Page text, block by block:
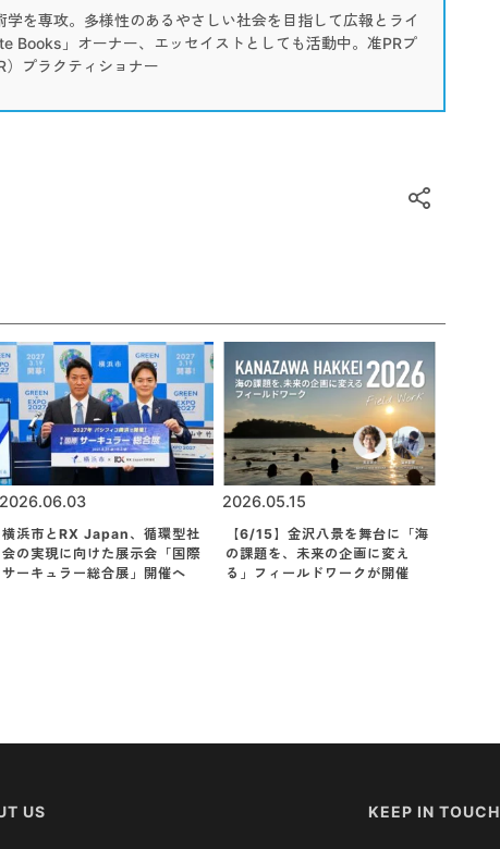
を専攻。多様性のあるやさしい社会を目指して広報とライ
Books」オーナー、エッセイストとしても活動中。准PRプ
）プラクティショナー
2026.06.03
横浜市とRX Japan、循環型社
会の実現に向けた展示会「国際
サーキュラー総合展」開催へ
2026.05.15
【6/15】金沢八景を舞台に「海
の課題を、未来の企画に変え
る」フィールドワークが開催
US KEEP IN TOUCH